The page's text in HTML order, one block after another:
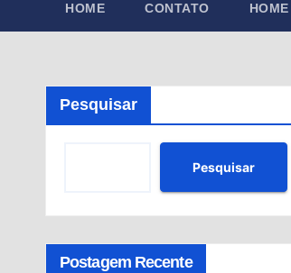
HOME CONTATO HOME
Pesquisar
Pesquisar
Postagem Recente